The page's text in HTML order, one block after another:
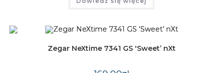
Zegar NeXtime 7341 GS 'Sweet’ nXt